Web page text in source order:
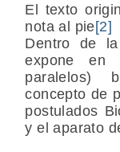
El texto
nota al pie[2]
Dentro de
expone en
paralelos)
concepto de
postulados
y el aparato